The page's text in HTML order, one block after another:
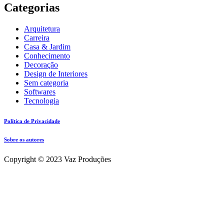
Categorias
Arquitetura
Carreira
Casa & Jardim
Conhecimento
Decoração
Design de Interiores
Sem categoria
Softwares
Tecnologia
Política de Privacidade
Sobre os autores
Copyright © 2023 Vaz Produções